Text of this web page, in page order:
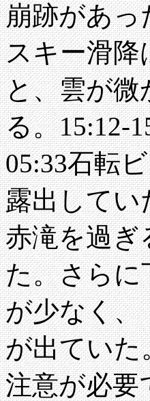
崩跡があっ
スキー滑降
と、雲が微
る。15:12-
05:33石転
露出してい
赤滝を過ぎ
た。さらに
が少なく、
が出ていた
注意が必要